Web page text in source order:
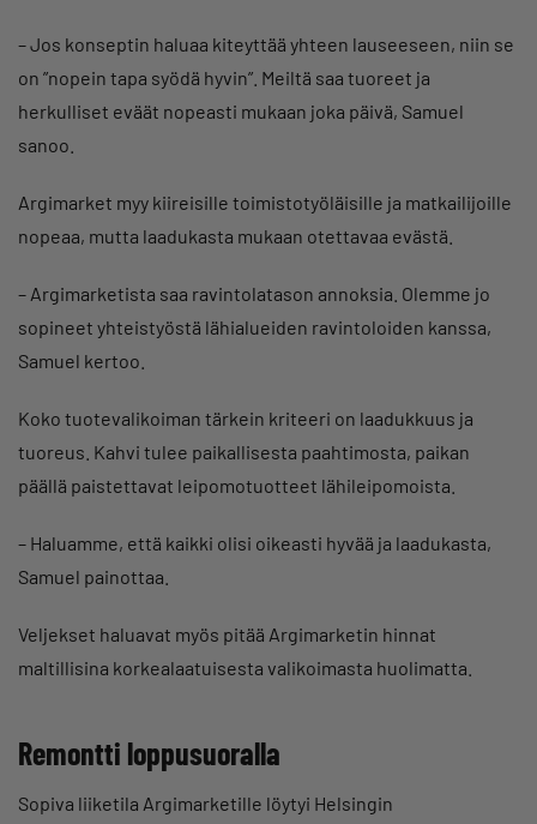
– Jos konseptin haluaa kiteyttää yhteen lauseeseen, niin se
on ”nopein tapa syödä hyvin”. Meiltä saa tuoreet ja
herkulliset eväät nopeasti mukaan joka päivä, Samuel
sanoo.
Argimarket myy kiireisille toimistotyöläisille ja matkailijoille
nopeaa, mutta laadukasta mukaan otettavaa evästä.
– Argimarketista saa ravintolatason annoksia. Olemme jo
sopineet yhteistyöstä lähialueiden ravintoloiden kanssa,
Samuel kertoo.
Koko tuotevalikoiman tärkein kriteeri on laadukkuus ja
tuoreus. Kahvi tulee paikallisesta paahtimosta, paikan
päällä paistettavat leipomotuotteet lähileipomoista.
– Haluamme, että kaikki olisi oikeasti hyvää ja laadukasta,
Samuel painottaa.
Veljekset haluavat myös pitää Argimarketin hinnat
maltillisina korkealaatuisesta valikoimasta huolimatta.
Remontti loppusuoralla
Sopiva liiketila Argimarketille löytyi Helsingin